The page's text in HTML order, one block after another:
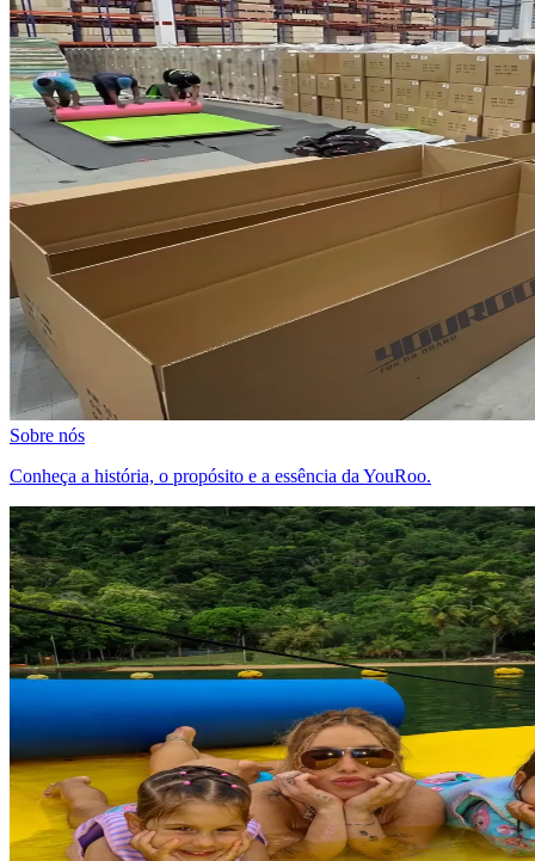
Sobre nós
Conheça a história, o propósito e a essência da YouRoo.